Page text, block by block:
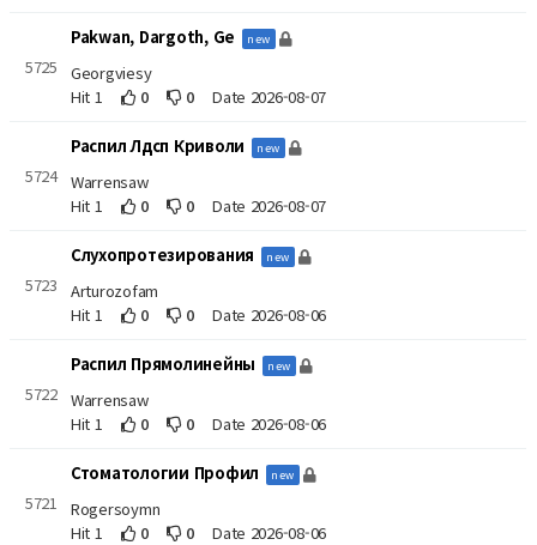
5725
Pakwan, Dargoth, Ge new
Georgviesy
Hit 1
0 0 Date 2026-08-07
5724
Распил Лдсп Криволи new
Warrensaw
Hit 1
0 0 Date 2026-08-07
5723
Слухопротезирования new
Arturozofam
Hit 1
0 0 Date 2026-08-06
5722
Распил Прямолинейны new
Warrensaw
Hit 1
0 0 Date 2026-08-06
5721
Стоматологии Профил new
Rogersoymn
Hit 1
0 0 Date 2026-08-06